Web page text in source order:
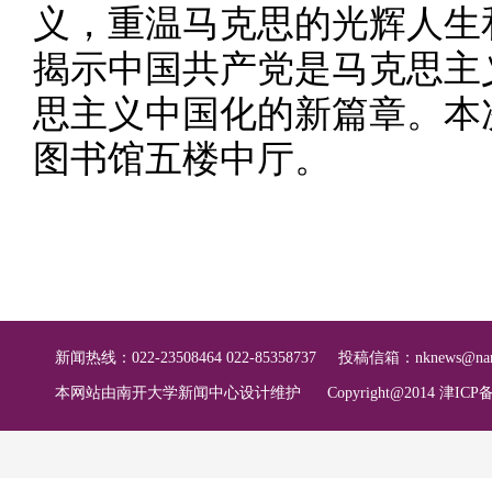
义，重温马克思的光辉人
揭示中国共产党是马克思
思主义中国化的新篇章。
图书馆五楼中厅。
新闻热线：022-23508464 022-85358737 投稿信箱：
本网站由南开大学新闻中心设计维护 Copyright@2014 津ICP